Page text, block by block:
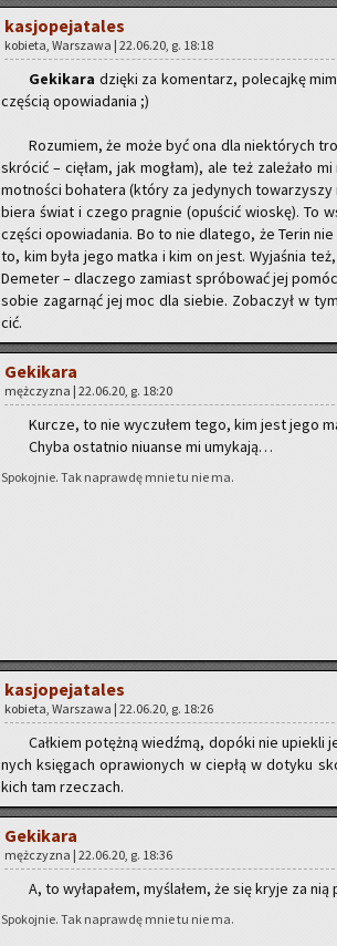
ka­sjo­pe­ja­ta­les
ko­bie­ta, War­sza­wa | 22.06.20, g. 18:18
Ge­ki­ka­ra dzię­ki za ko­men­tarz, po­le­caj­kę
czę­ścią opo­wia­da­nia ;)
Ro­zu­miem, że może być ona dla nie­któ­rych
skró­cić – cię­łam, jak mo­głam), ale też za­le­ża­ło
mot­no­ści bo­ha­te­ra (który za je­dy­nych
bie­ra świat i czego pra­gnie (opu­ścić wio­skę). To
czę­ści opo­wia­da­nia. Bo to nie dla­te­go, że Terin
to, kim była jego matka i kim on jest. Wy­ja­śnia
De­me­ter – dla­cze­go za­miast spró­bo­wać jej
sobie za­gar­nąć jej moc dla sie­bie. Zo­ba­czył w
cić.
Ge­ki­ka­ra
męż­czy­zna | 22.06.20, g. 18:20
Kur­cze, to nie wy­czu­łem tego, kim jest jego
Chyba ostat­nio niu­an­se mi umy­ka­ją…
Spo­koj­nie. Tak na­praw­dę mnie tu nie ma.
ka­sjo­pe­ja­ta­les
ko­bie­ta, War­sza­wa | 22.06.20, g. 18:26
Cał­kiem po­tęż­ną wiedź­mą, do­pó­ki nie
nych księ­gach opra­wio­nych w cie­płą w do­ty­ku
kich tam rze­czach.
Ge­ki­ka­ra
męż­czy­zna | 22.06.20, g. 18:36
A, to wy­ła­pa­łem, my­śla­łem, że się kryje za
Spo­koj­nie. Tak na­praw­dę mnie tu nie ma.